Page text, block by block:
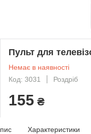
Пульт для
Немає в наявності
Код: 3031
Роздріб
155 ₴
Характеристики